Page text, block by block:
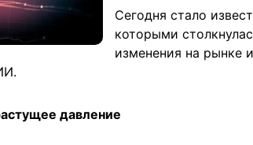
Сегодня стало
которыми
изменения на рынке
давление